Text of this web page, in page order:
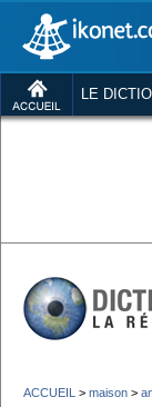
LE
ACCUEIL > maison >